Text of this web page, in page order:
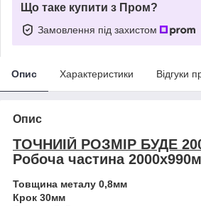
Що таке купити з Пром?
Замовлення під захистом
Опис Характеристики Відгуки
Опис
ТОЧНИІЙ РОЗМІР БУДЕ
Робоча частина
Товщина металу 0,8мм
Крок 30мм